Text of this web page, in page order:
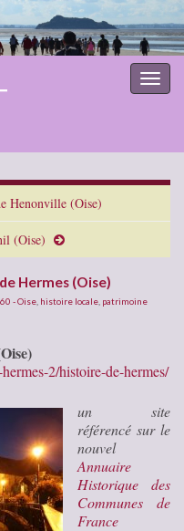
Henonville (Oise)
(Oise)
Hermes (Oise)
60 - Oise histoire locale patrimoine
2/histoire-de-hermes/
un site
référencé sur le
nouvel
Annuaire
Historique des
Communes de
France